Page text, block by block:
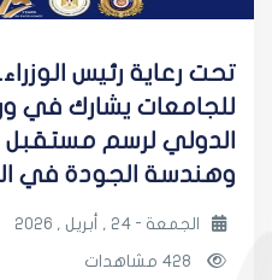
تحت رعاية رئيس
للجامعات يشارك في
الدولي لرسم مستقبل
وهندسة الجودة في
الجمعة - 24 , أبريل , 2026